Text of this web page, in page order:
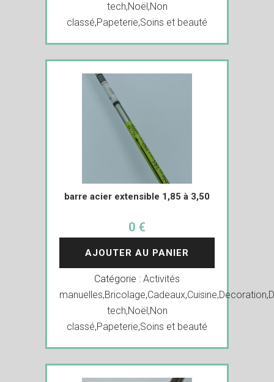
tech,Noël,Non
classé,Papeterie,Soins et beauté
barre acier extensible 1,85 à 3,50
0 €
AJOUTER AU PANIER
Catégorie : Activités
manuelles,Bricolage,Cadeaux,Cuisine,Decoration,
tech,Noël,Non
classé,Papeterie,Soins et beauté